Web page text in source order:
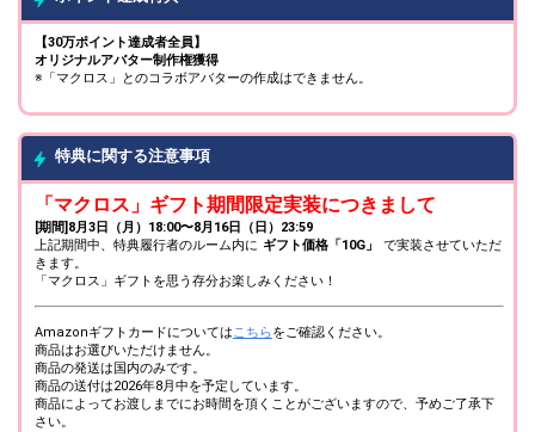
【30万ポイント達成者全員】
オリジナルアバター制作権獲得
※「マクロス」とのコラボアバターの作成はできません。
特典に関する注意事項
「マクロス」ギフト期間限定実装につきまして
[期間]8月3日（月）18:00〜8月16日（日）23:59
上記期間中、特典履行者のルーム内に ギフト価格「10G」
で実装させていただ
きます。
「マクロス」ギフトを思う存分お楽しみください！
Amazonギフトカードについてはこちらをご確認ください。
商品はお選びいただけません。
商品の発送は国内のみです。
商品の送付は2026年8月中を予定しています。
商品によってお渡しまでにお時間を頂くことがございますので、予めご了承下
さい。